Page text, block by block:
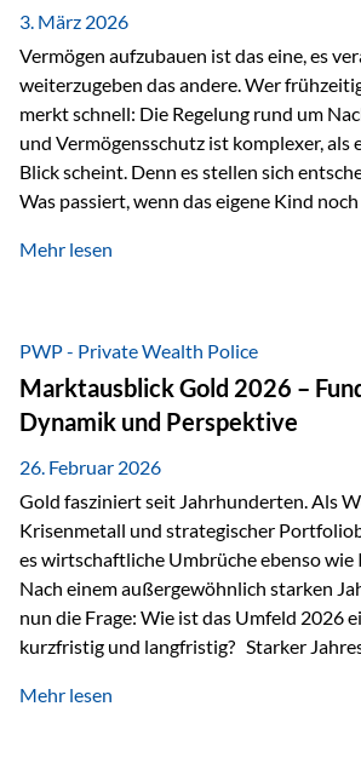
Zinsen, Dividenden und Kursgewinne
besteuert.
3. März 2026
Vermögen aufzubauen ist das eine, es
weiterzugeben das andere. Wer
merkt schnell: Die Regelung rund um
und Vermögensschutz ist komplexer, als
Blick scheint. Denn es stellen sich
Was passiert, wenn das eigene Kind
verwalten? Wie kann verhindert werden,
unbürokratisch übertragen, ohne
Testament angewiesen zu sein? Wenn
nicht ausreichen Traditionelle
oft…
Mehr lesen
PWP - Private Wealth Police
Marktausblick Gold 2026 –
Dynamik und Perspektive
26. Februar 2026
Gold fasziniert seit Jahrhunderten. Als
Krisenmetall und strategischer
es wirtschaftliche Umbrüche ebenso
Nach einem außergewöhnlich starken
nun die Frage: Wie ist das Umfeld 2026
kurzfristig und langfristig? Starker
Dynamik in das Jahr 2026 gestartet.
Mehr lesen